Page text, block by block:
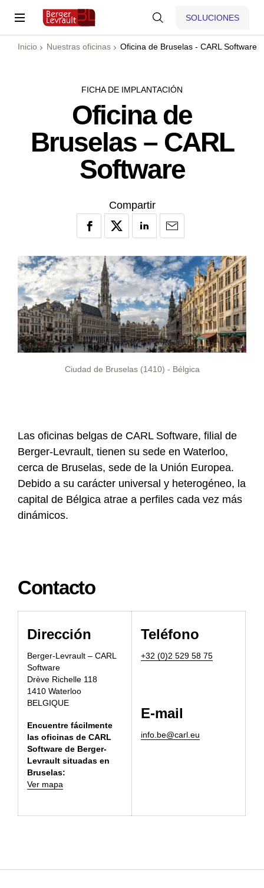
SOLUCIONES
Inicio Nuestras oficinas Oficina de Bruselas - CARL Software
FICHA DE IMPLANTACIÓN
Oficina de
Bruselas – CARL
Software
Compartir
Ciudad de Bruselas (1410) - Bélgica
Las oficinas belgas de CARL Software, filial de
Berger-Levrault, tienen su sede en Waterloo,
cerca de Bruselas, sede de la Unión Europea.
Debido a su carácter universal y heterogéneo, la
capital de Bélgica atrae a perfiles cada vez más
dinámicos.
Contacto
Dirección
Berger-Levrault – CARL
Software
Drève Richelle 118
1410 Waterloo
BELGIQUE
Encuentre fácilmente
las oficinas de CARL
Software de Berger-
Levrault situadas en
Bruselas:
Ver mapa
Teléfono
+32 (0)2 529 58 75
E-mail
info.be@carl.eu